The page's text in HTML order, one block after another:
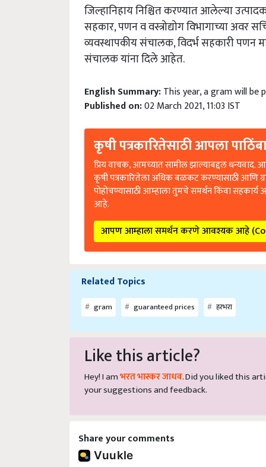
जिल्हानिहाय निश्चित करण्यात आलेल्या
सहकार पणन व वस्त्रोद्योग विभागाच्या अवर
व्यवस्थापकीय संचालक विदर्भ सहकारी पणन
संचालक यांना दिले आहेत.
English Summary: This year, a gram will be
Published on:02 March 2021, 11:03 IST
कृषी पत्रकारितेसाठी आपला
प्रिय वाचक, आमच्यात सामील झाल्याबद्दल धन्यवाद.
कृषी पत्रकारितेला अधिक बळकट करण्यासाठी आणि
पोहोचण्यासाठी आम्हाला तुमचे समर्थन किंवा
आहे.
आपण आम्हाला समर्थन करणे आवश्यक आहे
Related Topics
gram guaranteed prices हरभरा
Like this article?
Hey! I am भरत भास्कर जाधव . Did you liked this
your suggestions and feedback.
Share your comments